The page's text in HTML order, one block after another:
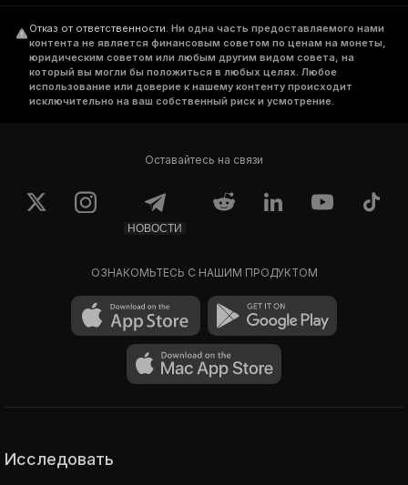
Отказ от ответственности. Ни одна часть предоставляемого нами
контента не является финансовым советом по ценам на монеты,
юридическим советом или любым другим видом совета, на
который вы могли бы положиться в любых целях. Любое
использование или доверие к нашему контенту происходит
исключительно на ваш собственный риск и усмотрение.
Оставайтесь на связи
НОВОСТИ
ОЗНАКОМЬТЕСЬ С НАШИМ ПРОДУКТОМ
Исследовать